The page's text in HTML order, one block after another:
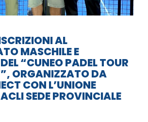
AL
MASCHILE E
“CUNEO PADEL TOUR
ORGANIZZATO DA
CON L’UNIONE
SEDE PROVINCIALE